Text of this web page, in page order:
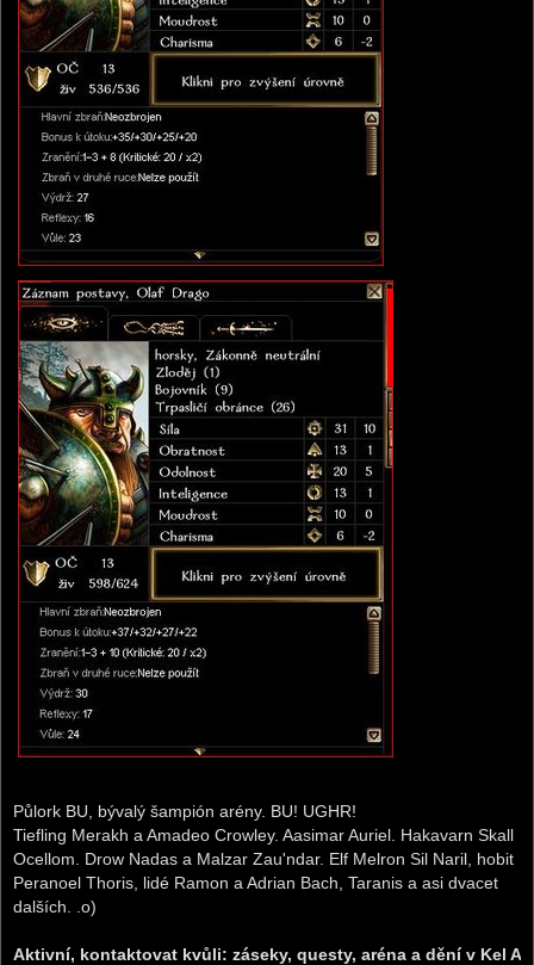
Půlork BU, bývalý šampión arény. BU! UGHR!
Tiefling Merakh a Amadeo Crowley. Aasimar Auriel. Hakavarn Skall
Ocellom. Drow Nadas a Malzar Zau'ndar. Elf Melron Sil Naril, hobit
Peranoel Thoris, lidé Ramon a Adrian Bach, Taranis a asi dvacet
dalších. .o)
Aktivní, kontaktovat kvůli: záseky, questy, aréna a dění v Kel A